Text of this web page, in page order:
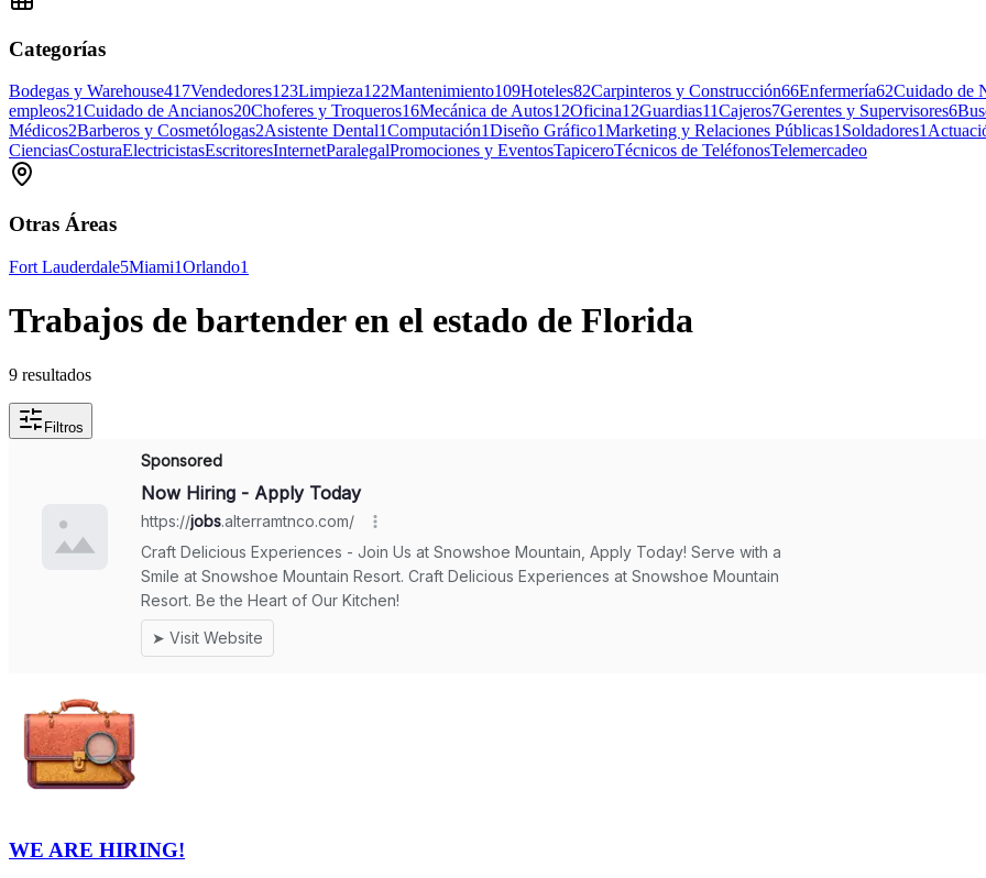
Categorías
Bodegas y Warehouse417Vendedores123Limpieza122Mantenimiento109Hoteles82Carpinteros y Construcción66Enfermería62Cuidado de
empleos21Cuidado de Ancianos20Choferes y Troqueros16Mecánica de Autos12Oficina12Guardias11Cajeros7Gerentes y Supervisores6
Médicos2Barberos y Cosmetólogas2Asistente Dental1Computación1Diseño Gráfico1Marketing y Relaciones Públicas1Soldadores1
CienciasCosturaElectricistasEscritoresInternetParalegalPromociones y EventosTapiceroTécnicos de TeléfonosTelemercadeo
Otras Áreas
Fort Lauderdale5Miami1Orlando1
Trabajos de bartender en el estado de Florida
9 resultados
Filtros
WE ARE HIRING!